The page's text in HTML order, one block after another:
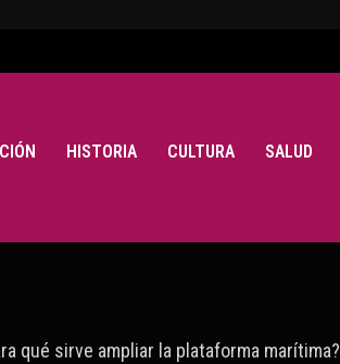
HISTORIA CULTURA SALUD
qué sirve ampliar la plataforma marítima?